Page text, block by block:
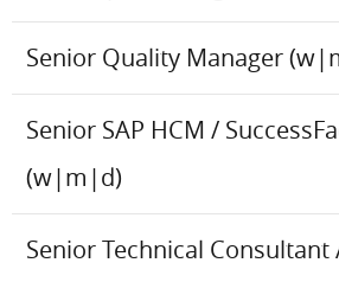
Senior Quality Manager
Senior SAP HCM /
(w|m|d)
Senior Technical